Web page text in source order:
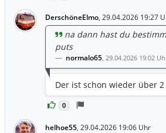
DerschöneElmo, 29.04.2026 19:27
0
na dann hast du
puts
normalo65, 29.04.2026 19:02
Der ist schon wieder über
helhoe55, 29.04.2026 19:06 Uhr